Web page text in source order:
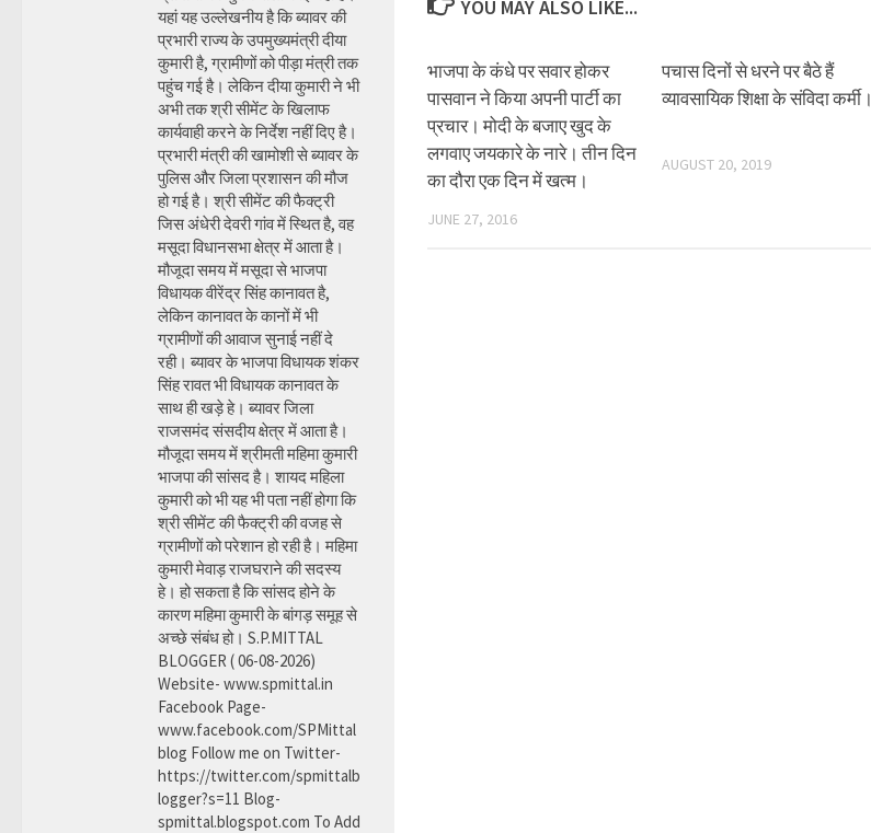
YOU MAY ALSO LIKE...
भाजपा के कंधे पर सवार होकर
पासवान ने किया अपनी पार्टी का
प्रचार। मोदी के बजाए खुद के
लगवाए जयकारे के नारे। तीन दिन
का दौरा एक दिन में खत्म।
JUNE 27, 2016
पचास दिनों से धरने पर बैठे हैं
व्यावसायिक शिक्षा के संविदा कर्मी।
AUGUST 20, 2019
यहां यह उल्लेखनीय है कि ब्यावर की
प्रभारी राज्य के उपमुख्यमंत्री दीया
कुमारी है, ग्रामीणों को पीड़ा मंत्री तक
पहुंच गई है। लेकिन दीया कुमारी ने भी
अभी तक श्री सीमेंट के खिलाफ
कार्यवाही करने के निर्देश नहीं दिए है।
प्रभारी मंत्री की खामोशी से ब्यावर के
पुलिस और जिला प्रशासन की मौज
हो गई है। श्री सीमेंट की फैक्ट्री
जिस अंधेरी देवरी गांव में स्थित है, वह
मसूदा विधानसभा क्षेत्र में आता है।
मौजूदा समय में मसूदा से भाजपा
विधायक वीरेंद्र सिंह कानावत है,
लेकिन कानावत के कानों में भी
ग्रामीणों की आवाज सुनाई नहीं दे
रही। ब्यावर के भाजपा विधायक शंकर
सिंह रावत भी विधायक कानावत के
साथ ही खड़े हे। ब्यावर जिला
राजसमंद संसदीय क्षेत्र में आता है।
मौजूदा समय में श्रीमती महिमा कुमारी
भाजपा की सांसद है। शायद महिला
कुमारी को भी यह भी पता नहीं होगा कि
श्री सीमेंट की फैक्ट्री की वजह से
ग्रामीणों को परेशान हो रही है। महिमा
कुमारी मेवाड़ राजघराने की सदस्य
हे। हो सकता है कि सांसद होने के
कारण महिमा कुमारी के बांगड़ समूह से
अच्छे संबंध हो। S.P.MITTAL
BLOGGER ( 06-08-2026)
Website- www.spmittal.in
Facebook Page-
www.facebook.com/SPMittal
blog Follow me on Twitter-
https://twitter.com/spmittalb
logger?s=11 Blog-
spmittal.blogspot.com To Add